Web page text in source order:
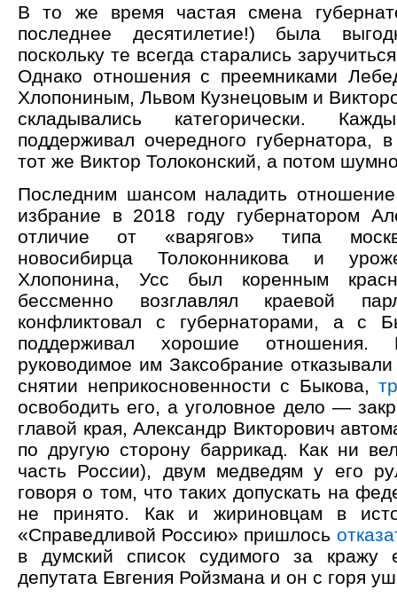
В то же время частая смена
последнее десятилетие!) была
поскольку те всегда старались
Однако отношения с преемниками
Хлопониным, Львом Кузнецовым и
складывались категорически.
поддерживал очередного губернатора,
тот же Виктор Толоконский, а потом
Последним шансом наладить
избрание в 2018 году губернатором
отличие от «варягов» типа
новосибирца Толоконникова и
Хлопонина, Усс был коренным
бессменно возглавлял краевой
конфликтовал с губернаторами, а с
поддерживал хорошие
руководимое им Заксобрание отказывали
снятии неприкосновенности с Быкова,
освободить его, а уголовное дело —
главой края, Александр Викторович
по другую сторону баррикад. Как ни
часть России), двум медведям у его
говоря о том, что таких допускать на
не принято. Как и жириновцам в
«Справедливой Россию» пришлось
в думский список судимого за кражу
депутата Евгения Ройзмана и он с горя